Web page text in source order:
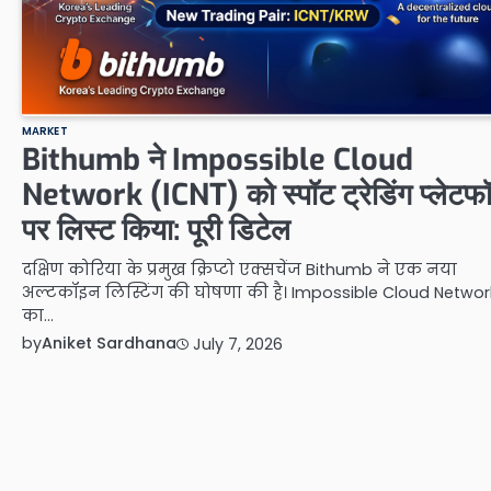
MARKET
Bithumb ने Impossible Cloud
Network (ICNT) को स्पॉट ट्रेडिंग
पर लिस्ट किया: पूरी डिटेल
दक्षिण कोरिया के प्रमुख क्रिप्टो एक्सचेंज Bithumb ने एक नया
अल्टकॉइन लिस्टिंग की घोषणा की है। Impossible Cloud
का…
byAniket Sardhana July 7, 2026